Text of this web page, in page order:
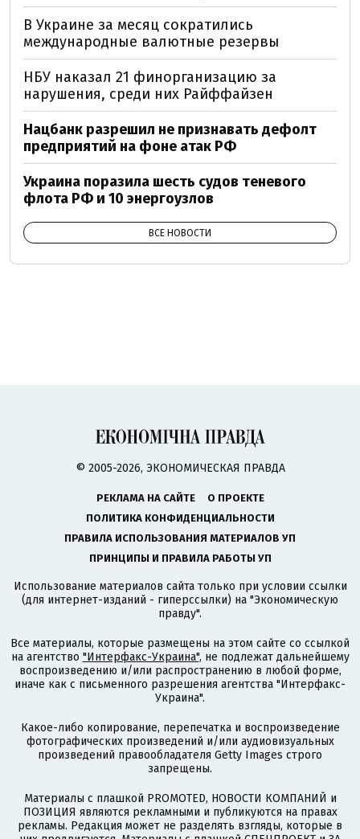
В Украине за месяц сократились
международные валютные резервы
НБУ наказал 21 финорганизацию за
нарушения, среди них Райффайзен
Нацбанк разрешил не признавать дефолт
предприятий на фоне атак РФ
Украина поразила шесть судов теневого
флота РФ и 10 энергоузлов
ВСЕ НОВОСТИ
© 2005-2026, ЭКОНОМИЧЕСКАЯ ПРАВДА
РЕКЛАМА НА САЙТЕ
О ПРОЕКТЕ
ПОЛИТИКА КОНФИДЕНЦИАЛЬНОСТИ
ПРАВИЛА ИСПОЛЬЗОВАНИЯ МАТЕРИАЛОВ УП
ПРИНЦИПЫ И ПРАВИЛА РАБОТЫ УП
Использование материалов сайта только при условии ссылки
(для интернет-изданий - гиперссылки) на "Экономическую
правду".
Все материалы, которые размещены на этом сайте со ссылкой
на агентство "Интерфакс-Украина", не подлежат дальнейшему
воспроизведению и/или распространению в любой форме,
иначе как с письменного разрешения агентства "Интерфакс-
Украина".
Какое-либо копирование, перепечатка и воспроизведение
фотографических произведений и/или аудиовизуальных
произведений правообладателя Getty Images строго
запрещены.
Материалы с плашкой PROMOTED, НОВОСТИ КОМПАНИЙ и
ПОЗИЦИЯ являются рекламными и публикуются на правах
рекламы. Редакция может не разделять взгляды, которые в